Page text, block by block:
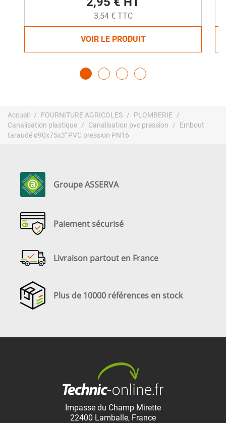
3,54 € TTC
VOIR LE PRODUIT
Accueil FOURNITURE AGRICOLES
PLOMBERIE
Canalisation plastique
Canalisation pvc pression
Embout
taraudé ø90x75x3'' PVC pression PN16
Groupe ASSERVA
Paiement sécurisé
Livraison partout en France
Plus de 10000 références en stock
Impasse du Champ Mirette
22400 Lamballe, France